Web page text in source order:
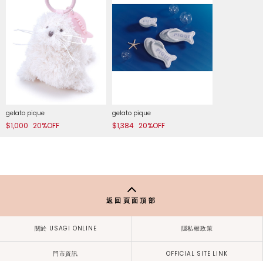
gelato pique
$1,000 20%OFF
gelato pique
$1,384 20%OFF
返回頁面頂部
關於 USAGI ONLINE 隱私權政策
門市資訊 OFFICIAL SITE LINK